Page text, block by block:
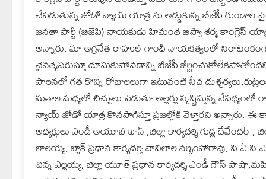
చేపడుతున్న జోడో న్యాయ్ యాత్ర ను అడ్డుకున్న బీజేపీ గుండాల
జనతా పార్టీ (బిజెపి) నాయకుడు హిమంత బిస్వా శర్మ కాంగ్రెస్
అన్నారు. మా అగ్రనేత రాహుల్‌ గాంధీ నాయకత్వంలో
చైనత్యపరుస్తూ దూసుకుపోవడాన్ని బీజేపీ
పాలనలో గత కొన్ని రోజులలుగా ఇటువంటి నీచ
మతాల మధ్యలో చిచ్చులు పెడుతూ అల్లర్లు సృష్టిస్తున్న
న్యాయ్ జోడో యాత్ర కొనసాగిస్తూ ప్రజల్లోకి వెళ్తారని అన్నారు. ఈ
అధ్యక్షులు ఎండీ అయూబ్ ఖాన్ ,జిల్లా కార్యదర్శి గుడ్ల దేవేందర్
లాలయ్య, బ్లాక్ ప్రధాన కార్యదర్శి వావిలాల నర్సింహారావు,
చిన్న ఎల్లయ్య, జిల్లా యూత్ ప్రధాన కార్యదర్శి ఎండీ గౌస్